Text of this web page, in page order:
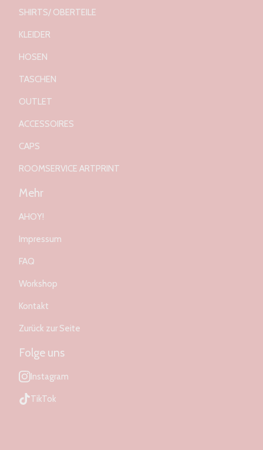
SHIRTS/ OBERTEILE
KLEIDER
HOSEN
TASCHEN
OUTLET
ACCESSOIRES
CAPS
ROOMSERVICE ARTPRINT
Mehr
AHOY!
Impressum
FAQ
Workshop
Kontakt
Zurück zur Seite
Folge uns
Instagram
TikTok